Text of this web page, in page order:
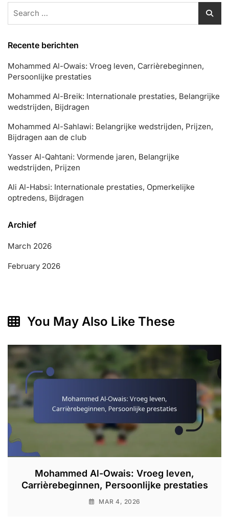
Recente berichten
Mohammed Al-Owais: Vroeg leven, Carrièrebeginnen,
Persoonlijke prestaties
Mohammed Al-Breik: Internationale prestaties, Belangrijke
wedstrijden, Bijdragen
Mohammed Al-Sahlawi: Belangrijke wedstrijden, Prijzen,
Bijdragen aan de club
Yasser Al-Qahtani: Vormende jaren, Belangrijke
wedstrijden, Prijzen
Ali Al-Habsi: Internationale prestaties, Opmerkelijke
optredens, Bijdragen
Archief
March 2026
February 2026
You May Also Like These
Mohammed Al-Owais: Vroeg leven,
Carrièrebeginnen, Persoonlijke prestaties
MAR 4, 2026